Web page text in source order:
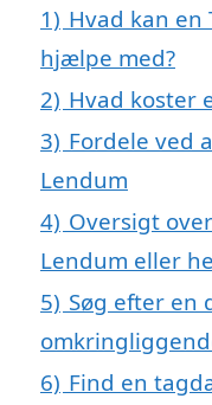
1) Hvad kan
hjælpe med?
2) Hvad koster
3) Fordele ved
Lendum
4) Oversigt
Lendum eller
5) Søg efter en
6) Find en